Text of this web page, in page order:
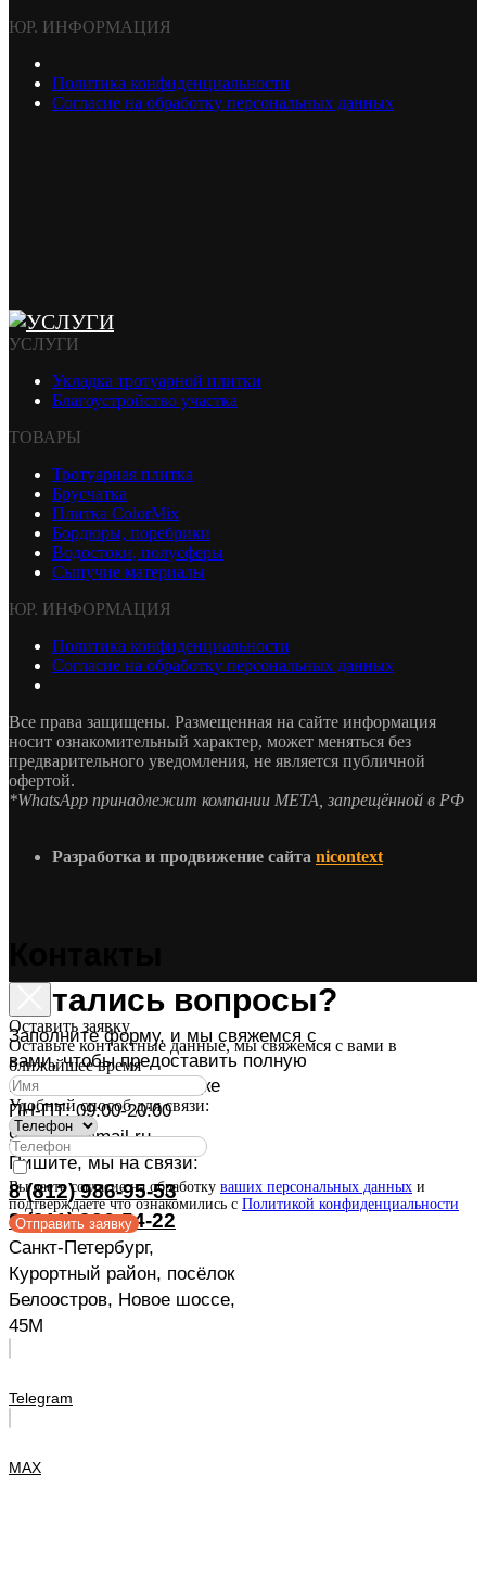
Остались вопросы?
Заполните форму, и мы свяжемся с
вами, чтобы предоставить полную
информацию об укладке
ПН-ПТ: 09:00-20:00
9869553@mail.ru
Пишите, мы на связи:
8 (812) 986-95-53
8 (911) 926-54-22
Санкт-Петербург,
Курортный район, посёлок
Белоостров, Новое шоссе,
45М
Telegram
MAX
ЮР. ИНФОРМАЦИЯ
Политика конфиденциальности
Согласие на обработку персональных данных
УСЛУГИ
Укладка тротуарной плитки
Благоустройство участка
ТОВАРЫ
Тротуарная плитка
Брусчатка
Плитка ColorMix
Бордюры, поребрики
Водостоки, полусферы
Сыпучие материалы
ЮР. ИНФОРМАЦИЯ
Политика конфиденциальности
Согласие на обработку персональных данных
Все права защищены. Размещенная на сайте информация
носит ознакомительный характер, может меняться без
предварительного уведомления, не является публичной
офертой.
*WhatsApp принадлежит компании МЕТА, запрещённой в РФ
Разработка и продвижение сайта nicontext
Оставить заявку
Оставьте контактные данные, мы свяжемся с вами в
ближайшее время
Удобный способ для связи:
Вы даете согласие на обработку ваших персональных данных и
подтверждаете что ознакомились с Политикой конфиденциальности
Отправить заявку